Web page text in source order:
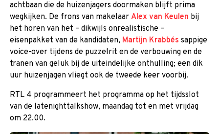
achtbaan die de huizenjagers doormaken blijft prima
wegkijken. De frons van makelaar Alex van Keulen bij
het horen van het – dikwijls onrealistische –
eisenpakket van de kandidaten, Martijn Krabbés sappige
voice-over tijdens de puzzelrit en de verbouwing en de
tranen van geluk bij de uiteindelijke onthulling; een dik
uur huizenjagen vliegt ook de tweede keer voorbij.
RTL 4 programmeert het programma op het tijdsslot
van de latenighttalkshow, maandag tot en met vrijdag
om 22.00.